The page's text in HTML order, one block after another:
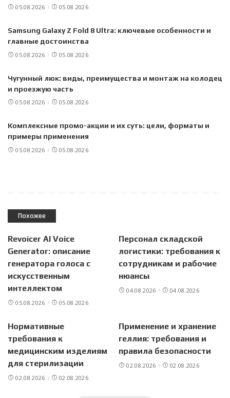
05.08.2026 05.08.2026
Samsung Galaxy Z Fold 8 Ultra: ключевые особенности и
главные достоинства
05.08.2026 05.08.2026
Чугунный люк: виды, преимущества и монтаж на колодец
и проезжую часть
05.08.2026 05.08.2026
Комплексные промо-акции и их суть: цели, форматы и
примеры применения
05.08.2026 05.08.2026
Похожее
Revoicer AI Voice
Generator: описание
генератора голоса с
искусственным
интеллектом
05.08.2026 05.08.2026
Персонал складской
логистики: требования к
сотрудникам и рабочие
нюансы
04.08.2026 04.08.2026
Нормативные
требования к
медицинским изделиям
для стерилизации
02.08.2026 02.08.2026
Применение и хранение
геллия: требования и
правила безопасности
02.08.2026 02.08.2026